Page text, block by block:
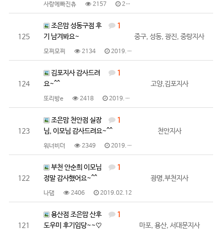
사랑에빠진츄 2157 2019.02.15
125
1
조은맘 성동구점 후
기 남겨봐요~
모찌모찌 2134 2019.02.14
중구, 성동, 광진, 중랑지사
124
1
김포지사 감사드려
요~^^
또리방e 2418 2019.02.12
고양,김포지사
123
1
조은맘 천안점 실장
님, 이모님 감사드려요~^^
워너비더 2349 2019.02.12
천안지사
122
1
부천 안순희 이모님
정말 감사했어요~^^
나댐 2406 2019.02.12
광명,부천지사
121
1
용산점 조은맘 산후
도우미 후기임당~~♡
마포, 용산, 서대문지사